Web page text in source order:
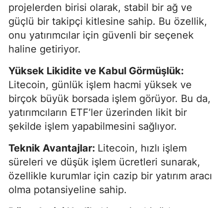
projelerden birisi olarak, stabil bir ağ ve
güçlü bir takipçi kitlesine sahip. Bu özellik,
onu yatırımcılar için güvenli bir seçenek
haline getiriyor.
Yüksek Likidite ve Kabul Görmüşlük:
Litecoin, günlük işlem hacmi yüksek ve
birçok büyük borsada işlem görüyor. Bu da,
yatırımcıların ETF’ler üzerinden likit bir
şekilde işlem yapabilmesini sağlıyor.
Teknik Avantajlar: Litecoin, hızlı işlem
süreleri ve düşük işlem ücretleri sunarak,
özellikle kurumlar için cazip bir yatırım aracı
olma potansiyeline sahip.